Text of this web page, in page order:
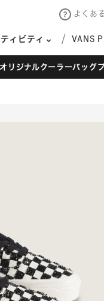
よくあ
ィビティ VANS
リジナルクーラーバッグ